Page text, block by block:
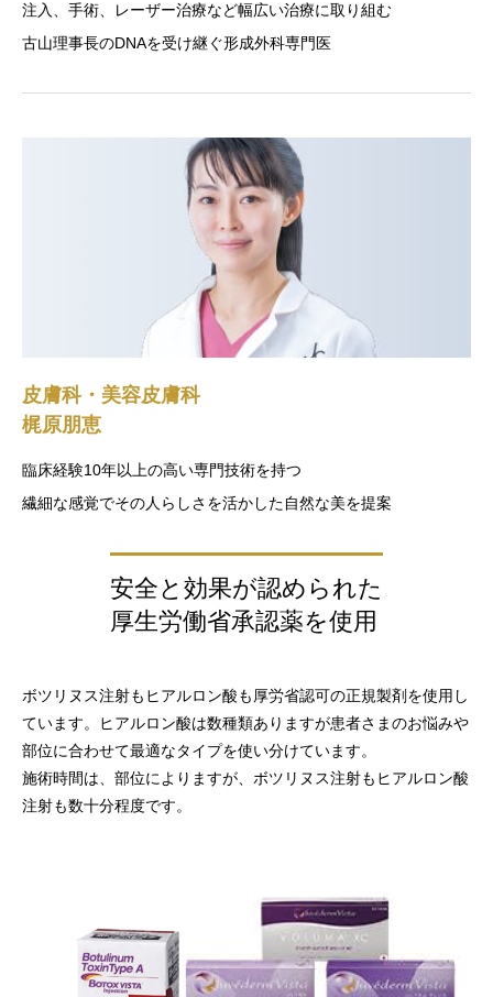
注入、手術、レーザー治療など幅広い治療に取り組む
古山理事長のDNAを受け継ぐ形成外科専門医
皮膚科・美容皮膚科
梶原朋恵
臨床経験10年以上の高い専門技術を持つ
繊細な感覚でその人らしさを活かした自然な美を提案
安全と効果が認められた
厚生労働省承認薬を使用
ボツリヌス注射もヒアルロン酸も厚労省認可の正規製剤を使用し
ています。ヒアルロン酸は数種類ありますが患者さまのお悩みや
部位に合わせて最適なタイプを使い分けています。
施術時間は、部位によりますが、ボツリヌス注射もヒアルロン酸
注射も数十分程度です。